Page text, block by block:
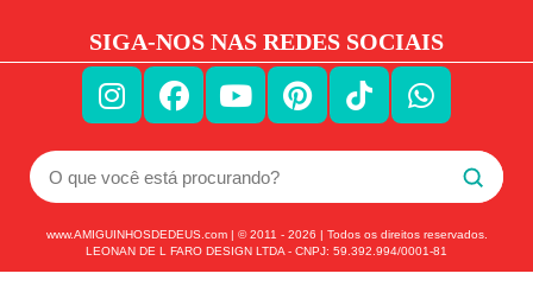
SIGA-NOS NAS REDES SOCIAIS
www.AMIGUINHOSDEDEUS.com | © 2011 - 2026 | Todos os direitos reservados.
LEONAN DE L FARO DESIGN LTDA - CNPJ: 59.392.994/0001-81